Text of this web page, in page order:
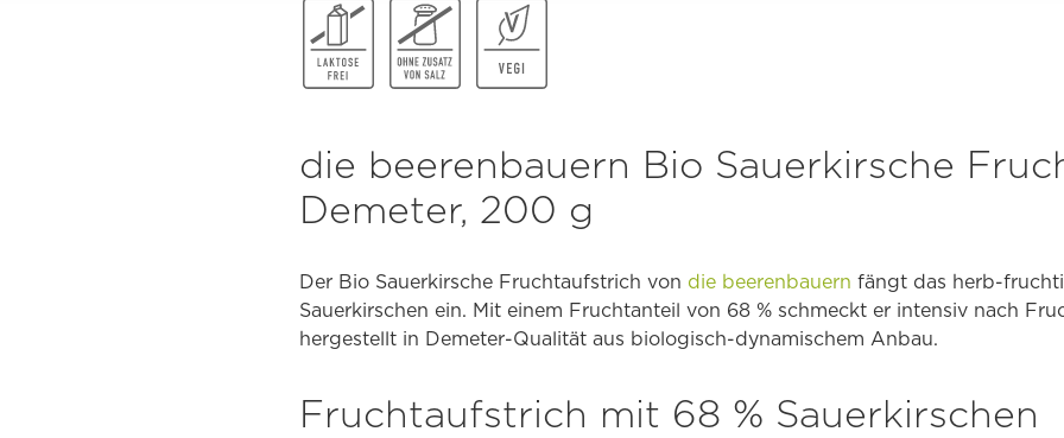
die beerenbauern Bio Sauerkirsche
Demeter, 200 g
Der Bio Sauerkirsche Fruchtaufstrich von die beerenbauern fängt das herb-
Sauerkirschen ein. Mit einem Fruchtanteil von 68 % schmeckt er intensiv nach
hergestellt in Demeter-Qualität aus biologisch-dynamischem Anbau.
Fruchtaufstrich mit 68 % Sauerkirschen